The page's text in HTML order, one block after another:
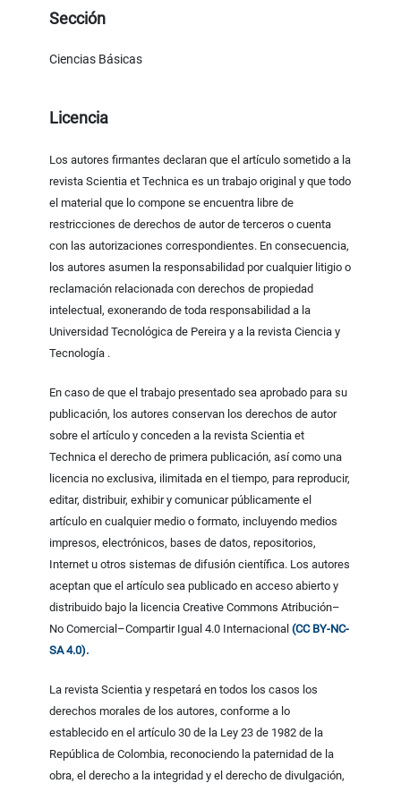
Sección
Ciencias Básicas
Licencia
Los autores firmantes declaran que el artículo sometido a la
revista Scientia et Technica es un trabajo original y que todo
el material que lo compone se encuentra libre de
restricciones de derechos de autor de terceros o cuenta
con las autorizaciones correspondientes. En consecuencia,
los autores asumen la responsabilidad por cualquier litigio o
reclamación relacionada con derechos de propiedad
intelectual, exonerando de toda responsabilidad a la
Universidad Tecnológica de Pereira y a la revista Ciencia y
Tecnología .
En caso de que el trabajo presentado sea aprobado para su
publicación, los autores conservan los derechos de autor
sobre el artículo y conceden a la revista Scientia et
Technica el derecho de primera publicación, así como una
licencia no exclusiva, ilimitada en el tiempo, para reproducir,
editar, distribuir, exhibir y comunicar públicamente el
artículo en cualquier medio o formato, incluyendo medios
impresos, electrónicos, bases de datos, repositorios,
Internet u otros sistemas de difusión científica. Los autores
aceptan que el artículo sea publicado en acceso abierto y
distribuido bajo la licencia Creative Commons Atribución–
No Comercial–Compartir Igual 4.0 Internacional(CC BY-NC-
SA 4.0).
La revista Scientia y respetará en todos los casos los
derechos morales de los autores, conforme a lo
establecido en el artículo 30 de la Ley 23 de 1982 de la
República de Colombia, reconociendo la paternidad de la
obra, el derecho a la integridad y el derecho de divulgación,